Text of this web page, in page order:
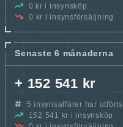
0 kr i insynsköp
0 kr i insynsförsäljning
Senaste 6 månaderna
+ 152 541 kr
5 insynsaffärer har utförts
152 541 kr i insynsköp